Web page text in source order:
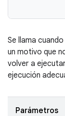
Se llama
un motivo que
volver a
ejecución
Parámetros